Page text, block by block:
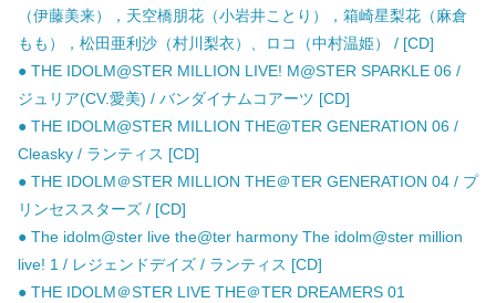
（伊藤美来），天空橋朋花（小岩井ことり），箱崎星梨花（麻倉
もも），松田亜利沙（村川梨衣）、ロコ（中村温姫） / [CD]
● THE IDOLM@STER MILLION LIVE! M@STER SPARKLE 06 /
ジュリア(CV.愛美) / バンダイナムコアーツ [CD]
● THE IDOLM@STER MILLION THE@TER GENERATION 06 /
Cleasky / ランティス [CD]
● THE IDOLM＠STER MILLION THE＠TER GENERATION 04 / プ
リンセススターズ / [CD]
● The idolm@ster live the@ter harmony The idolm@ster million
live! 1 / レジェンドデイズ / ランティス [CD]
● THE IDOLM＠STER LIVE THE＠TER DREAMERS 01